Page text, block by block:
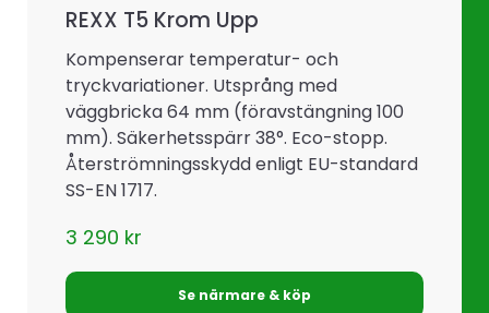
REXX T5 Krom Upp
Kompenserar temperatur- och
tryckvariationer. Utsprång med
väggbricka 64 mm (föravstängning 100
mm). Säkerhetsspärr 38°. Eco-stopp.
Återströmningsskydd enligt EU-standard
SS-EN 1717.
3 290 kr
Se närmare & köp